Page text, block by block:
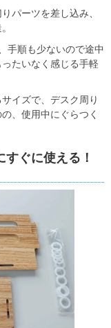
パーツを差し込み、
手順も少ないので途中
たいなく感じる手軽
イズで、デスク周り
、使用中にぐらつく
ぐに使える！